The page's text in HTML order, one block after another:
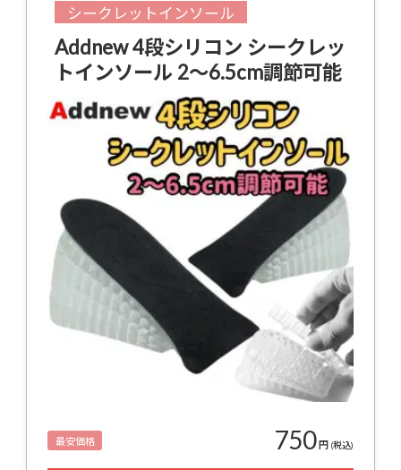
シークレットインソール
Addnew 4段シリコン シークレッ
トインソール 2〜6.5cm調節可能
最安価格 750円 (税込)